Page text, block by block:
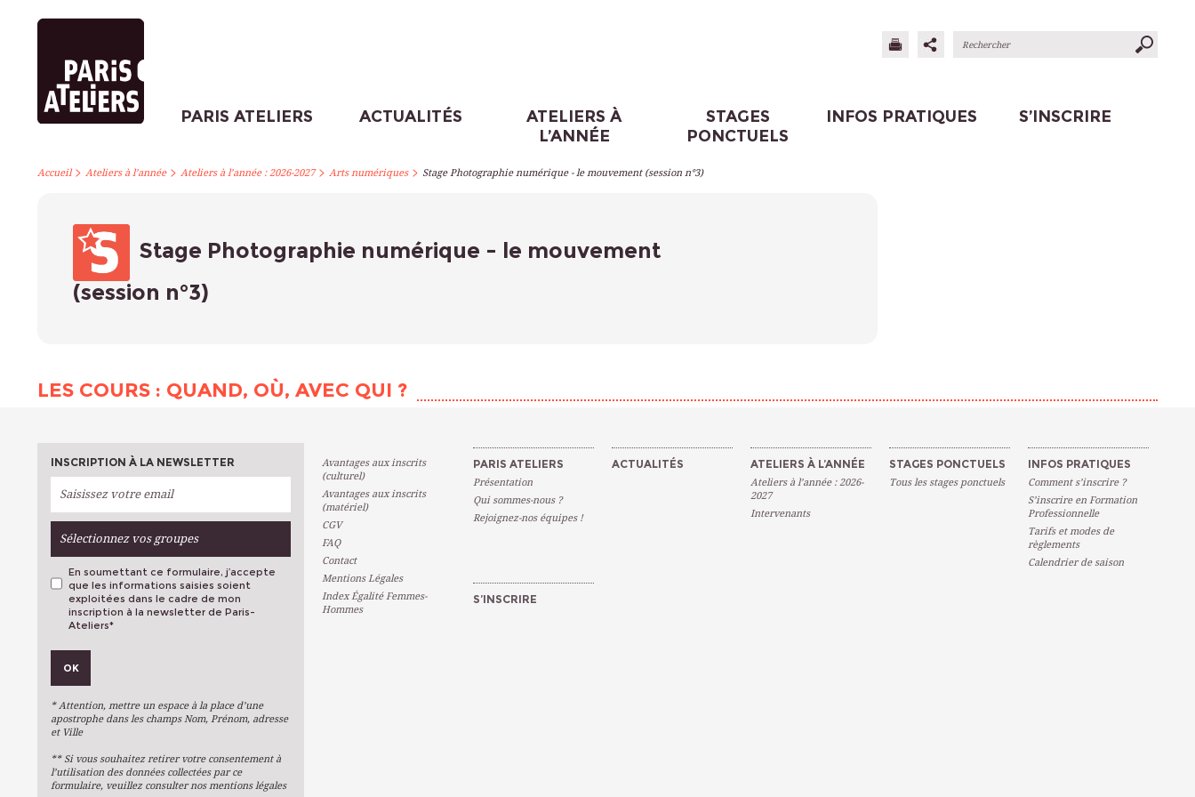
PARIS ATELIERS ACTUALITÉS
ATELIERS À
L’ANNÉE
STAGES
PONCTUELS
INFOS PRATIQUES S’INSCRIRE
Accueil> Ateliers à l’année> Ateliers à l’année : 2026-2027> Arts numériques> Stage Photographie numérique - le mouvement (session n°3)
Stage Photographie numérique - le mouvement
(session n°3)
LES COURS : QUAND, OÙ, AVEC QUI ?
INSCRIPTION À LA NEWSLETTER
Sélectionnez vos groupes
Métiers D'art
Arts Du Texte
Stages Ponctuels
Ateliers À L'année
En soumettant ce formulaire, j’accepte
que les informations saisies soient
exploitées dans le cadre de mon
inscription à la newsletter de Paris-
Ateliers*
OK
* Attention, mettre un espace à la place d’une
apostrophe dans les champs Nom, Prénom, adresse
et Ville
** Si vous souhaitez retirer votre consentement à
l’utilisation des données collectées par ce
formulaire, veuillez consulter nos mentions légales
Avantages aux inscrits
(culturel)
Avantages aux inscrits
(matériel)
CGV
FAQ
Contact
Mentions Légales
Index Égalité Femmes-
Hommes
PARIS ATELIERS
Présentation
Qui sommes-nous ?
Rejoignez-nos équipes !
ACTUALITÉS ATELIERS À L’ANNÉE
Ateliers à l’année : 2026-
2027
Intervenants
STAGES PONCTUELS
Tous les stages ponctuels
INFOS PRATIQUES
Comment s’inscrire ?
S’inscrire en Formation
Professionnelle
Tarifs et modes de
règlements
Calendrier de saison
S’INSCRIRE